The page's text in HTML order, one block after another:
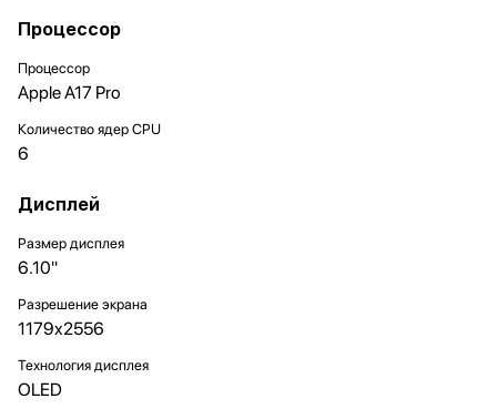
Процессор
Процессор
Apple A17 Pro
Количество ядер CPU
6
Дисплей
Размер дисплея
6.10"
Разрешение экрана
1179x2556
Технология дисплея
OLED